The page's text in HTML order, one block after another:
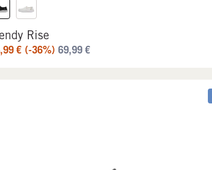
Rise
€ (-36%) 69,99€